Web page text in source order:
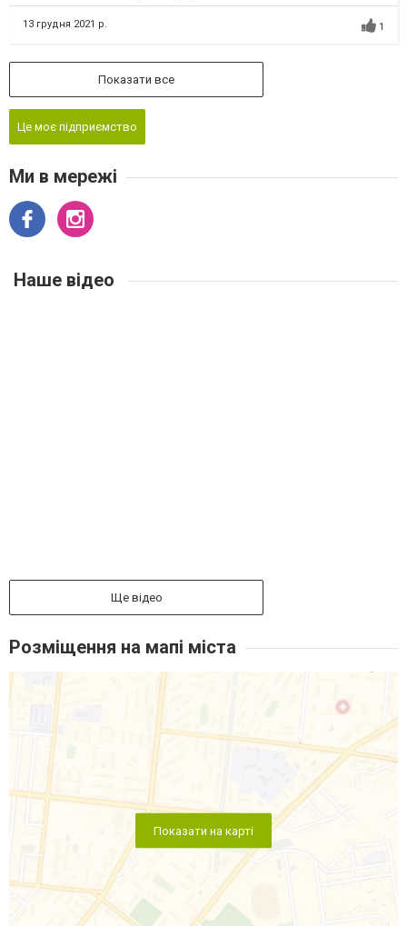
13 грудня 2021 р. 1
Показати все
Це моє підприємство
Ми в мережі
Наше відео
Ще відео
Розміщення на мапі міста
Показати на карті